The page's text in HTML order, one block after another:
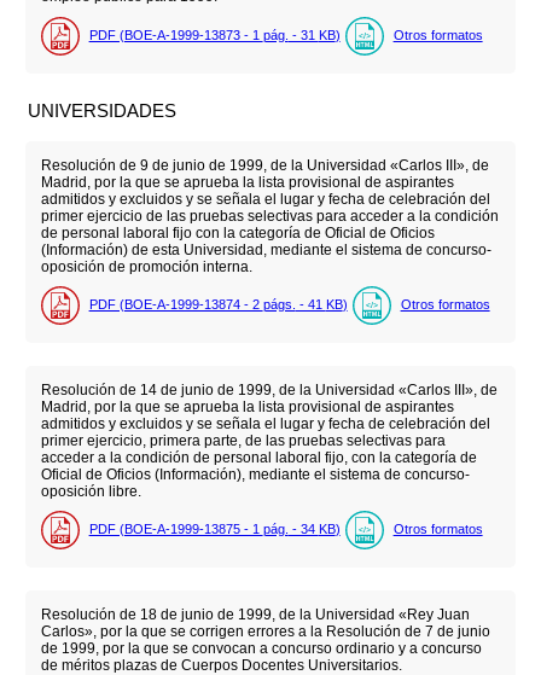
PDF (BOE-A-1999-13873 - 1 pág. - 31 KB) Otros formatos
UNIVERSIDADES
Resolución de 9 de junio de 1999, de la Universidad «Carlos III», de
Madrid, por la que se aprueba la lista provisional de aspirantes
admitidos y excluidos y se señala el lugar y fecha de celebración del
primer ejercicio de las pruebas selectivas para acceder a la condición
de personal laboral fijo con la categoría de Oficial de Oficios
(Información) de esta Universidad, mediante el sistema de concurso-
oposición de promoción interna.
PDF (BOE-A-1999-13874 - 2 págs. - 41 KB) Otros formatos
Resolución de 14 de junio de 1999, de la Universidad «Carlos III», de
Madrid, por la que se aprueba la lista provisional de aspirantes
admitidos y excluidos y se señala el lugar y fecha de celebración del
primer ejercicio, primera parte, de las pruebas selectivas para
acceder a la condición de personal laboral fijo, con la categoría de
Oficial de Oficios (Información), mediante el sistema de concurso-
oposición libre.
PDF (BOE-A-1999-13875 - 1 pág. - 34 KB) Otros formatos
Resolución de 18 de junio de 1999, de la Universidad «Rey Juan
Carlos», por la que se corrigen errores a la Resolución de 7 de junio
de 1999, por la que se convocan a concurso ordinario y a concurso
de méritos plazas de Cuerpos Docentes Universitarios.